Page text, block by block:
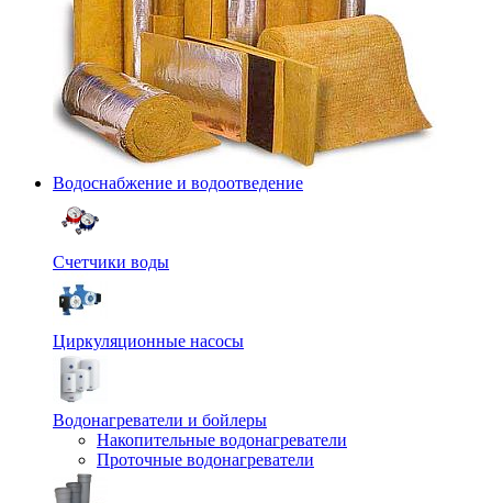
Водоснабжение и водоотведение
Счетчики воды
Циркуляционные насосы
Водонагреватели и бойлеры
Накопительные водонагреватели
Проточные водонагреватели